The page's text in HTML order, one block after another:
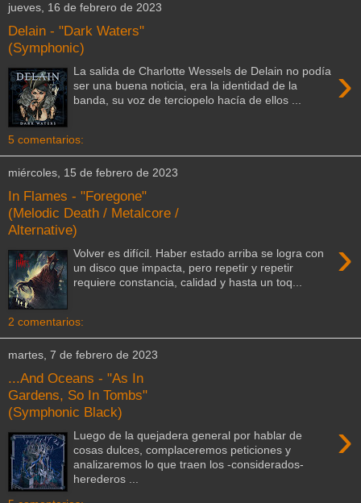
jueves, 16 de febrero de 2023
Delain - "Dark Waters"
(Symphonic)
›
La salida de Charlotte Wessels de Delain no podía
ser una buena noticia, era la identidad de la
banda, su voz de terciopelo hacía de ellos ...
5 comentarios:
miércoles, 15 de febrero de 2023
In Flames - "Foregone"
(Melodic Death / Metalcore /
Alternative)
›
Volver es difícil. Haber estado arriba se logra con
un disco que impacta, pero repetir y repetir
requiere constancia, calidad y hasta un toq...
2 comentarios:
martes, 7 de febrero de 2023
...And Oceans - "As In
Gardens, So In Tombs"
(Symphonic Black)
›
Luego de la quejadera general por hablar de
cosas dulces, complaceremos peticiones y
analizaremos lo que traen los -considerados-
herederos ...